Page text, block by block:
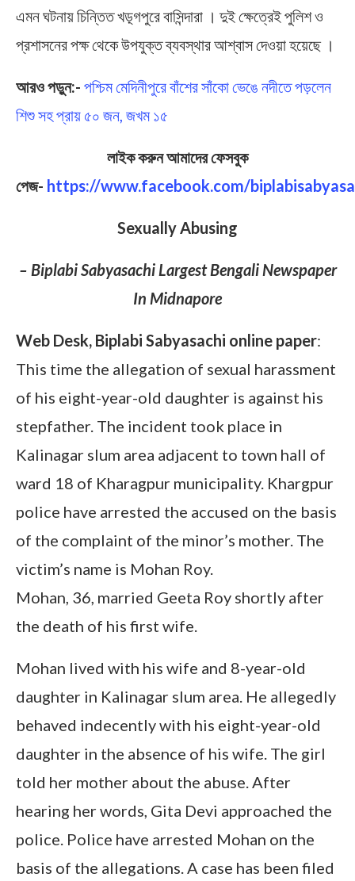
এমন ঘটনায় চিন্তিত খড়্গপুরে বাসিন্দারা । দুই ক্ষেত্রেই পুলিশ ও
প্রশাসনের পক্ষ থেকে উপযুক্ত ব্যবস্থার আশ্বাস দেওয়া হয়েছে ।
আরও পড়ুন:- পশ্চিম মেদিনীপুরে বাঁশের সাঁকো ভেঙে নদীতে পড়লেন
শিশু সহ প্রায় ৫০ জন, জখম ১৫
লাইক করুন আমাদের ফেসবুক
পেজ- https://www.facebook.com/
Sexually Abusing
– Biplabi Sabyasachi Largest Bengali Newspaper
In Midnapore
Web Desk, Biplabi Sabyasachi online paper:
This time the allegation of sexual harassment
of his eight-year-old daughter is against his
stepfather. The incident took place in
Kalinagar slum area adjacent to town hall of
ward 18 of Kharagpur municipality. Khargpur
police have arrested the accused on the basis
of the complaint of the minor’s mother. The
victim’s name is Mohan Roy.
Mohan, 36, married Geeta Roy shortly after
the death of his first wife.
Mohan lived with his wife and 8-year-old
daughter in Kalinagar slum area. He allegedly
behaved indecently with his eight-year-old
daughter in the absence of his wife. The girl
told her mother about the abuse. After
hearing her words, Gita Devi approached the
police. Police have arrested Mohan on the
basis of the allegations. A case has been filed